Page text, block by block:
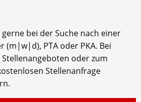
bei der Suche nach einer
(m|w|d), PTA oder PKA. Bei
oder zum
Stellenanfrage